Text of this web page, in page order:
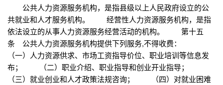
公共人力资源服务机构，是指县级以上人民政府设立的公
共就业和人才服务机构。 经营性人力资源服务机构，是指
依法设立的从事人力资源服务经营活动的机构。 第十五
条 公共人力资源服务机构提供下列服务,不得收费：
（一）人力资源供求、市场工资指导价位、职业培训等信息发
布； （二）职业介绍、职业指导和创业开业指导；
（三）就业创业和人才政策法规咨询； （四）对就业困难